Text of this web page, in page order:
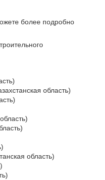
более подробно
область)
область)